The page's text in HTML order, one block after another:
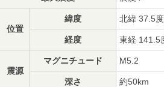
位置
緯度 北緯 37.5度
経度 東経 141.5
震源
マグニチュード M5.2
深さ 約50km